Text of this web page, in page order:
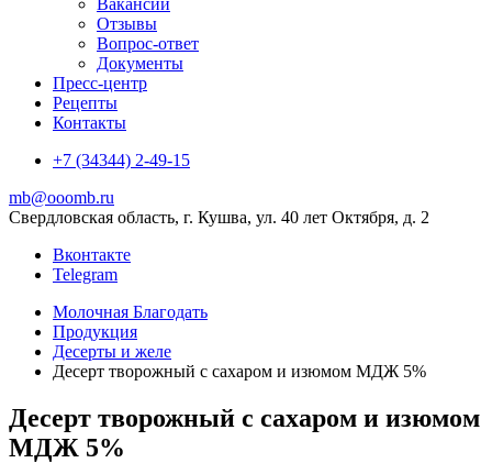
Вакансии
Отзывы
Вопрос-ответ
Документы
Пресс-центр
Рецепты
Контакты
+7 (34344) 2-49-15
mb@ooomb.ru
Свердловская область, г. Кушва, ул. 40 лет Октября, д. 2
Вконтакте
Telegram
Молочная Благодать
Продукция
Десерты и желе
Десерт творожный с сахаром и изюмом МДЖ 5%
Десерт творожный с сахаром и изюмом
МДЖ 5%